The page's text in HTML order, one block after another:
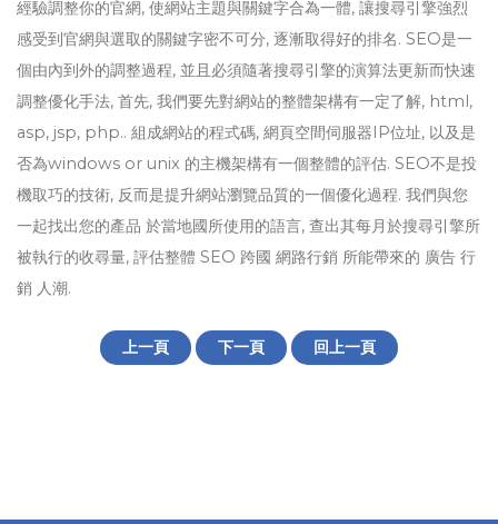
經驗調整你的官網, 使網站主題與關鍵字合為一體, 讓搜尋引擎強烈
感受到官網與選取的關鍵字密不可分, 逐漸取得好的排名. SEO是一
個由內到外的調整過程, 並且必須隨著搜尋引擎的演算法更新而快速
調整優化手法, 首先, 我們要先對網站的整體架構有一定了解, html,
asp, jsp, php.. 組成網站的程式碼, 網頁空間伺服器IP位址, 以及是
否為windows or unix 的主機架構有一個整體的評估. SEO不是投
機取巧的技術, 反而是提升網站瀏覽品質的一個優化過程. 我們與您
一起找出您的產品 於當地國所使用的語言, 查出其每月於搜尋引擎所
被執行的收尋量, 評估整體 SEO 跨國 網路行銷 所能帶來的 廣告 行
銷 人潮.
上一頁 下一頁 回上一頁